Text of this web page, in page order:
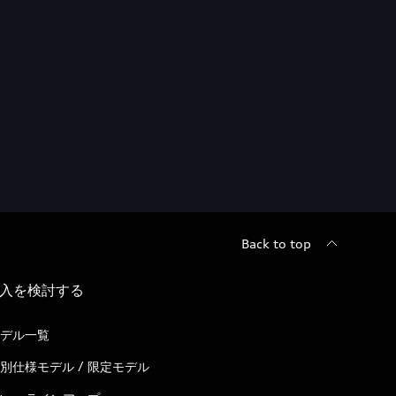
Back to top
を検討する
ル一覧
仕様モデル / 限定モデル